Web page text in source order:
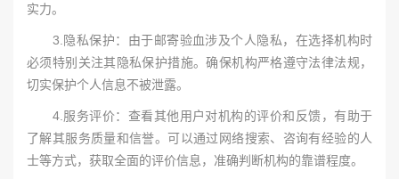
实力。
3.隐私保护：由于邮寄验血涉及个人隐私，在选择机构时
必须特别关注其隐私保护措施。确保机构严格遵守法律法规，
切实保护个人信息不被泄露。
4.服务评价：查看其他用户对机构的评价和反馈，有助于
了解其服务质量和信誉。可以通过网络搜索、咨询有经验的人
士等方式，获取全面的评价信息，准确判断机构的靠谱程度。